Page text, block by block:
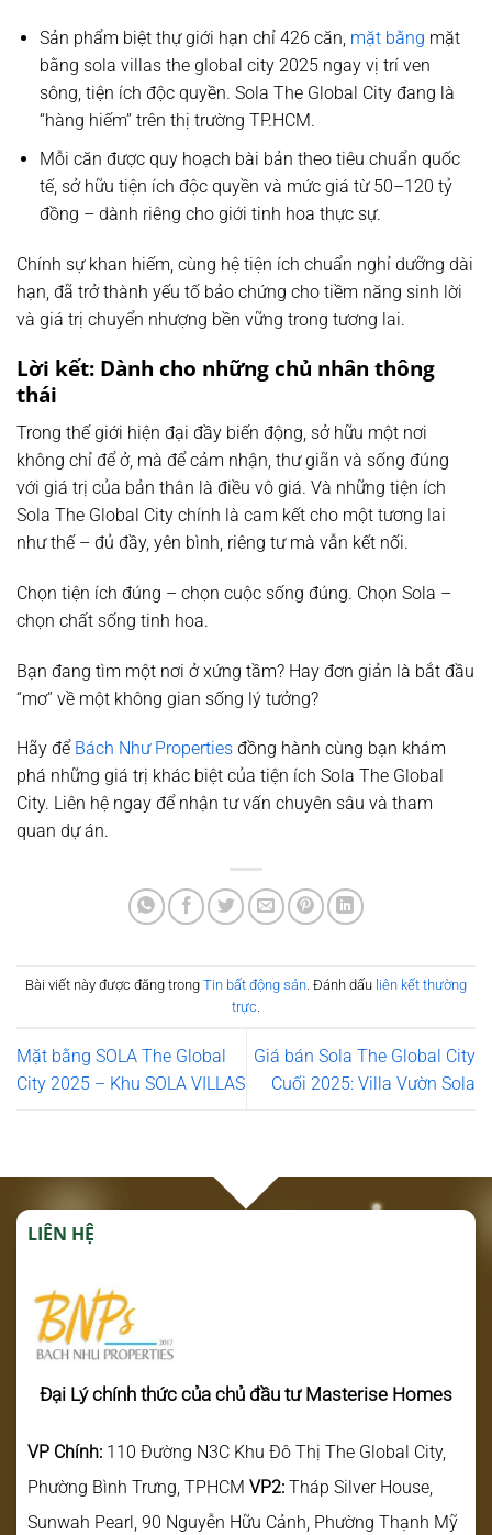
Sản phẩm biệt thự giới hạn chỉ 426 căn, mặt bằng mặt
bằng sola villas the global city 2025 ngayvị trí ven
sông, tiện ích độc quyền. Sola The Global City đang là
“hàng hiếm” trên thị trường TP.HCM.
Mỗi căn được quy hoạch bài bản theo tiêu chuẩn quốc
tế, sở hữu tiện ích độc quyền và mức giá từ 50–120 tỷ
đồng – dành riêng cho giới tinh hoa thực sự.
Chính sự khan hiếm, cùng hệ tiện ích chuẩn nghỉ dưỡng dài
hạn, đã trở thành yếu tố bảo chứng cho tiềm năng sinh lời
và giá trị chuyển nhượng bền vững trong tương lai.
Lời kết: Dành cho những chủ nhân thông
thái
Trong thế giới hiện đại đầy biến động, sở hữu một nơi
không chỉ để ở, mà để cảm nhận, thư giãn và sống đúng
với giá trị của bản thân là điều vô giá. Và những tiện ích
Sola The Global City chính là cam kết cho một tương lai
như thế – đủ đầy, yên bình, riêng tư mà vẫn kết nối.
Chọn tiện ích đúng – chọn cuộc sống đúng. Chọn Sola –
chọn chất sống tinh hoa.
Bạn đang tìm một nơi ở xứng tầm? Hay đơn giản là bắt đầu
“mơ” về một không gian sống lý tưởng?
Hãy để Bách Như Properties đồng hành cùng bạn khám
phá những giá trị khác biệt của tiện ích Sola The Global
City. Liên hệ ngay để nhận tư vấn chuyên sâu và tham
quan dự án.
Bài viết này được đăng trong Tin bất động sản . Đánh dấu liên kết thường
trực
Mặt bằng SOLA The Global
City 2025 – Khu SOLA VILLAS
Giá bán Sola The Global City
Cuối 2025: Villa Vườn Sola
LIÊN HỆ
Đại Lý chính thức của chủ đầu tư Masterise Homes
VP Chính: 110 Đường N3C Khu Đô Thị The Global City,
Phường Bình Trưng, TPHCM VP2: Tháp Silver House,
Sunwah Pearl, 90 Nguyễn Hữu Cảnh, Phường Thạnh Mỹ